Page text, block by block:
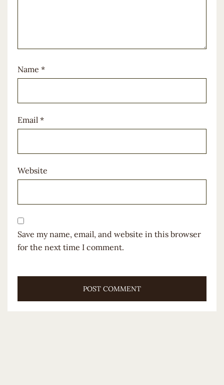
Name *
Email *
Website
Save my name, email, and website in this browser
for the next time I comment.